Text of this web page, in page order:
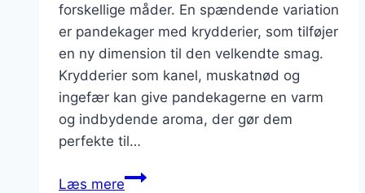
forskellige måder. En spændende variation
er pandekager med krydderier, som tilføjer
en ny dimension til den velkendte smag.
Krydderier som kanel, muskatnød og
ingefær kan give pandekagerne en varm
og indbydende aroma, der gør dem
perfekte til…
Læs merePandekager